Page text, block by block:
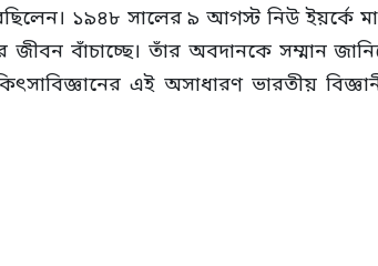
১৯৪৮ সালের ৯ আগস্ট নিউ ইয়র্কে
বাঁচাচ্ছে। তাঁর অবদানকে সম্মান
এই অসাধারণ ভারতীয়